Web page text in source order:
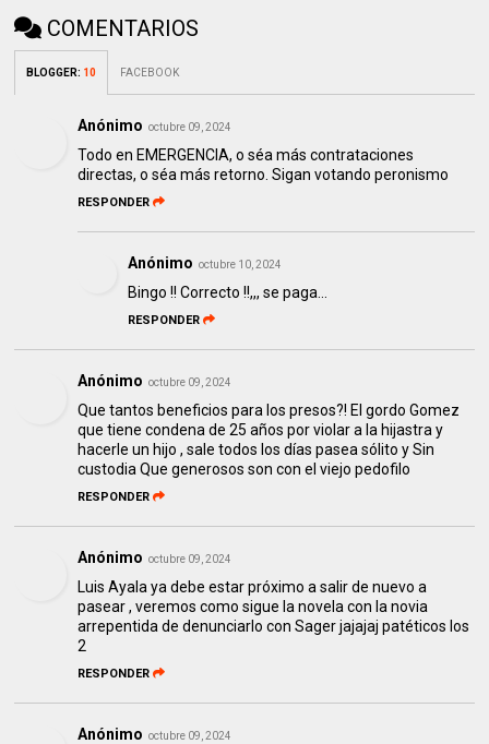
COMENTARIOS
BLOGGER: 10 FACEBOOK
Anónimo octubre 09, 2024
Todo en EMERGENCIA, o séa más contrataciones
directas, o séa más retorno. Sigan votando peronismo
RESPONDER
Anónimo octubre 10, 2024
Bingo !! Correcto !!,,, se paga...
RESPONDER
Anónimo octubre 09, 2024
Que tantos beneficios para los presos?! El gordo Gomez
que tiene condena de 25 años por violar a la hijastra y
hacerle un hijo , sale todos los días pasea sólito y Sin
custodia Que generosos son con el viejo pedofilo
RESPONDER
Anónimo octubre 09, 2024
Luis Ayala ya debe estar próximo a salir de nuevo a
pasear , veremos como sigue la novela con la novia
arrepentida de denunciarlo con Sager jajajaj patéticos los
2
RESPONDER
Anónimo octubre 09, 2024